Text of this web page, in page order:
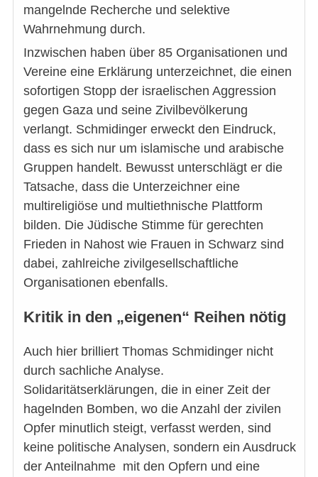
mangelnde Recherche und selektive
Wahrnehmung durch.
Inzwischen haben über 85 Organisationen und
Vereine eine Erklärung unterzeichnet, die einen
sofortigen Stopp der israelischen Aggression
gegen Gaza und seine Zivilbevölkerung
verlangt. Schmidinger erweckt den Eindruck,
dass es sich nur um islamische und arabische
Gruppen handelt. Bewusst unterschlägt er die
Tatsache, dass die Unterzeichner eine
multireligiöse und multiethnische Plattform
bilden. Die Jüdische Stimme für gerechten
Frieden in Nahost wie Frauen in Schwarz sind
dabei, zahlreiche zivilgesellschaftliche
Organisationen ebenfalls.
Kritik in den „eigenen“ Reihen nötig
Auch hier brilliert Thomas Schmidinger nicht
durch sachliche Analyse.
Solidaritätserklärungen, die in einer Zeit der
hagelnden Bomben, wo die Anzahl der zivilen
Opfer minutlich steigt, verfasst werden, sind
keine politische Analysen, sondern ein Ausdruck
der Anteilnahme mit den Opfern und eine